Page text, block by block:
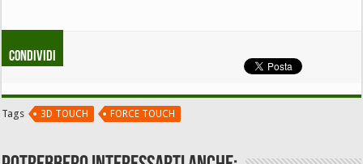
Condividi
Tags 3D TOUCH FORCE TOUCH